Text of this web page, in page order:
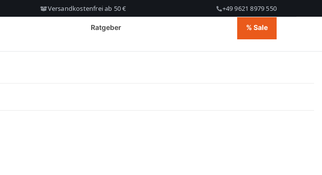
Versandkostenfrei ab 50 € +49 9621 8979 550
Ratgeber % Sale